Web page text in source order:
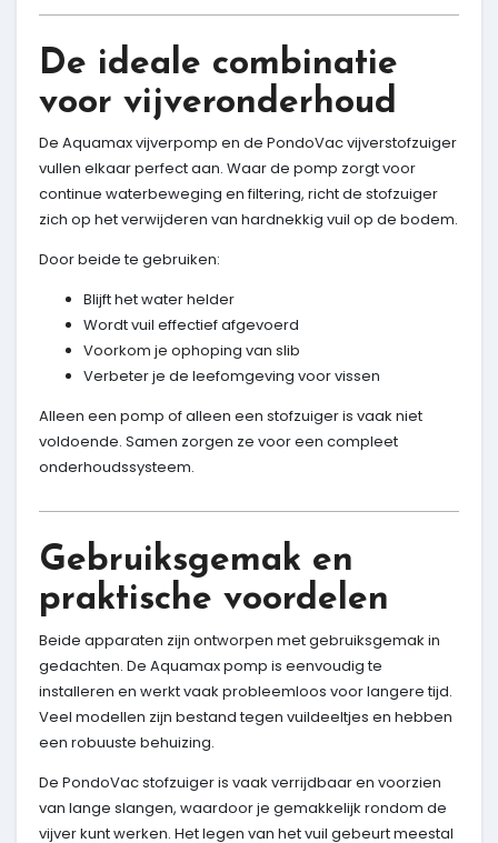
De ideale combinatie
voor vijveronderhoud
De Aquamax vijverpomp en de PondoVac vijverstofzuiger
vullen elkaar perfect aan. Waar de pomp zorgt voor
continue waterbeweging en filtering, richt de stofzuiger
zich op het verwijderen van hardnekkig vuil op de bodem.
Door beide te gebruiken:
Blijft het water helder
Wordt vuil effectief afgevoerd
Voorkom je ophoping van slib
Verbeter je de leefomgeving voor vissen
Alleen een pomp of alleen een stofzuiger is vaak niet
voldoende. Samen zorgen ze voor een compleet
onderhoudssysteem.
Gebruiksgemak en
praktische voordelen
Beide apparaten zijn ontworpen met gebruiksgemak in
gedachten. De Aquamax pomp is eenvoudig te
installeren en werkt vaak probleemloos voor langere tijd.
Veel modellen zijn bestand tegen vuildeeltjes en hebben
een robuuste behuizing.
De PondoVac stofzuiger is vaak verrijdbaar en voorzien
van lange slangen, waardoor je gemakkelijk rondom de
vijver kunt werken. Het legen van het vuil gebeurt meestal